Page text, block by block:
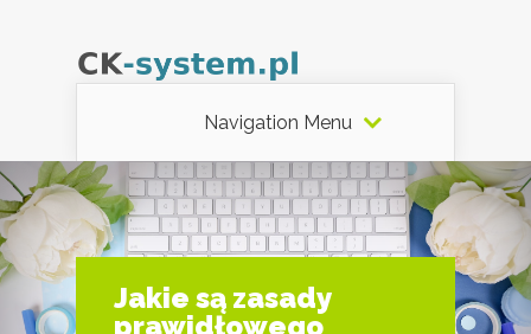
Navigation Menu
Jakie są zasady
prawidłowego